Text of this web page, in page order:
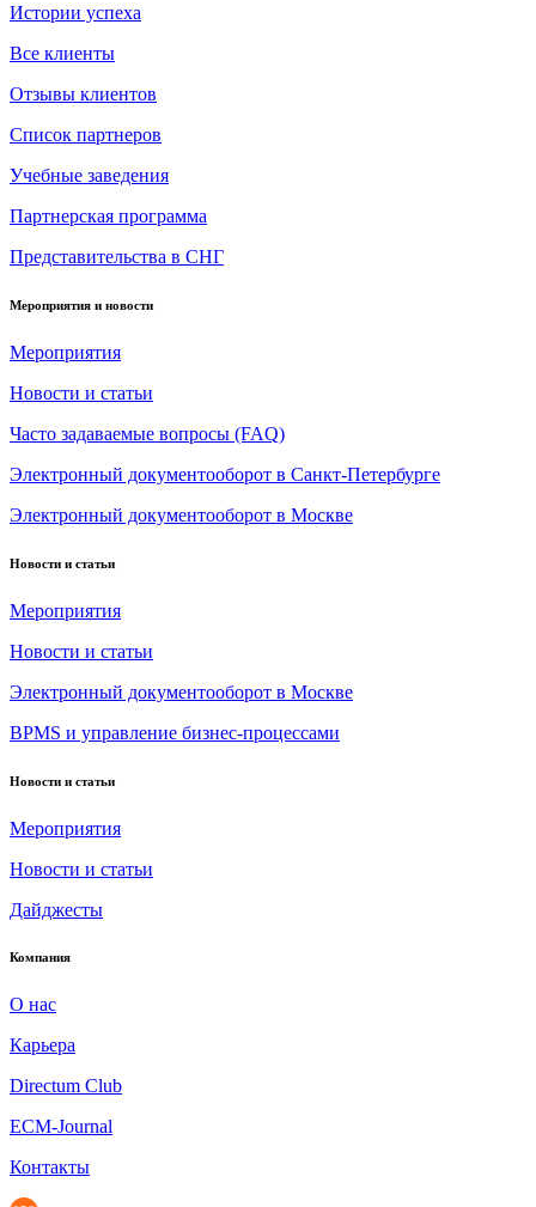
Истории успеха
Все клиенты
Отзывы клиентов
Список партнеров
Учебные заведения
Партнерская программа
Представительства в СНГ
Мероприятия и новости
Мероприятия
Новости и статьи
Часто задаваемые вопросы (FAQ)
Электронный документооборот в Санкт-Петербурге
Электронный документооборот в Москве
Новости и статьи
Мероприятия
Новости и статьи
Электронный документооборот в Москве
BPMS и управление бизнес-процессами
Новости и статьи
Мероприятия
Новости и статьи
Дайджесты
Компания
О нас
Карьера
Directum Club
ECM-Journal
Контакты